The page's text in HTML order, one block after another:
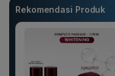
Rekomendasi Produk